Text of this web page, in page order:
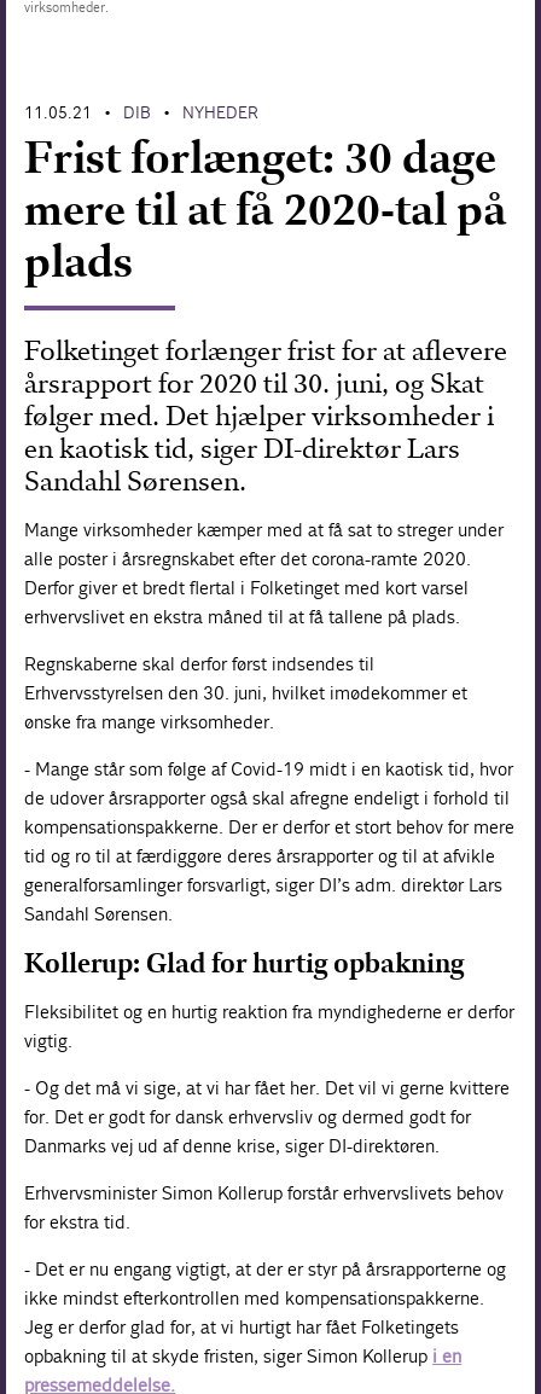
virksomheder.
11.05.21 • DIB • NYHEDER
Frist forlænget: 30 dage
mere til at få 2020-tal på
plads
Folketinget forlænger frist for at aflevere
årsrapport for 2020 til 30. juni, og Skat
følger med. Det hjælper virksomheder i
en kaotisk tid, siger DI-direktør Lars
Sandahl Sørensen.
Mange virksomheder kæmper med at få sat to streger under
alle poster i årsregnskabet efter det corona-ramte 2020.
Derfor giver et bredt flertal i Folketinget med kort varsel
erhvervslivet en ekstra måned til at få tallene på plads.
Regnskaberne skal derfor først indsendes til
Erhvervsstyrelsen den 30. juni, hvilket imødekommer et
ønske fra mange virksomheder.
- Mange står som følge af Covid-19 midt i en kaotisk tid, hvor
de udover årsrapporter også skal afregne endeligt i forhold til
kompensationspakkerne. Der er derfor et stort behov for mere
tid og ro til at færdiggøre deres årsrapporter og til at afvikle
generalforsamlinger forsvarligt, siger DI’s adm. direktør Lars
Sandahl Sørensen.
Kollerup: Glad for hurtig opbakning
Fleksibilitet og en hurtig reaktion fra myndighederne er derfor
vigtig.
- Og det må vi sige, at vi har fået her. Det vil vi gerne kvittere
for. Det er godt for dansk erhvervsliv og dermed godt for
Danmarks vej ud af denne krise, siger DI-direktøren.
Erhvervsminister Simon Kollerup forstår erhvervslivets behov
for ekstra tid.
- Det er nu engang vigtigt, at der er styr på årsrapporterne og
ikke mindst efterkontrollen med kompensationspakkerne.
Jeg er derfor glad for, at vi hurtigt har fået Folketingets
opbakning til at skyde fristen, siger Simon Kollerup i en
pressemeddelelse.